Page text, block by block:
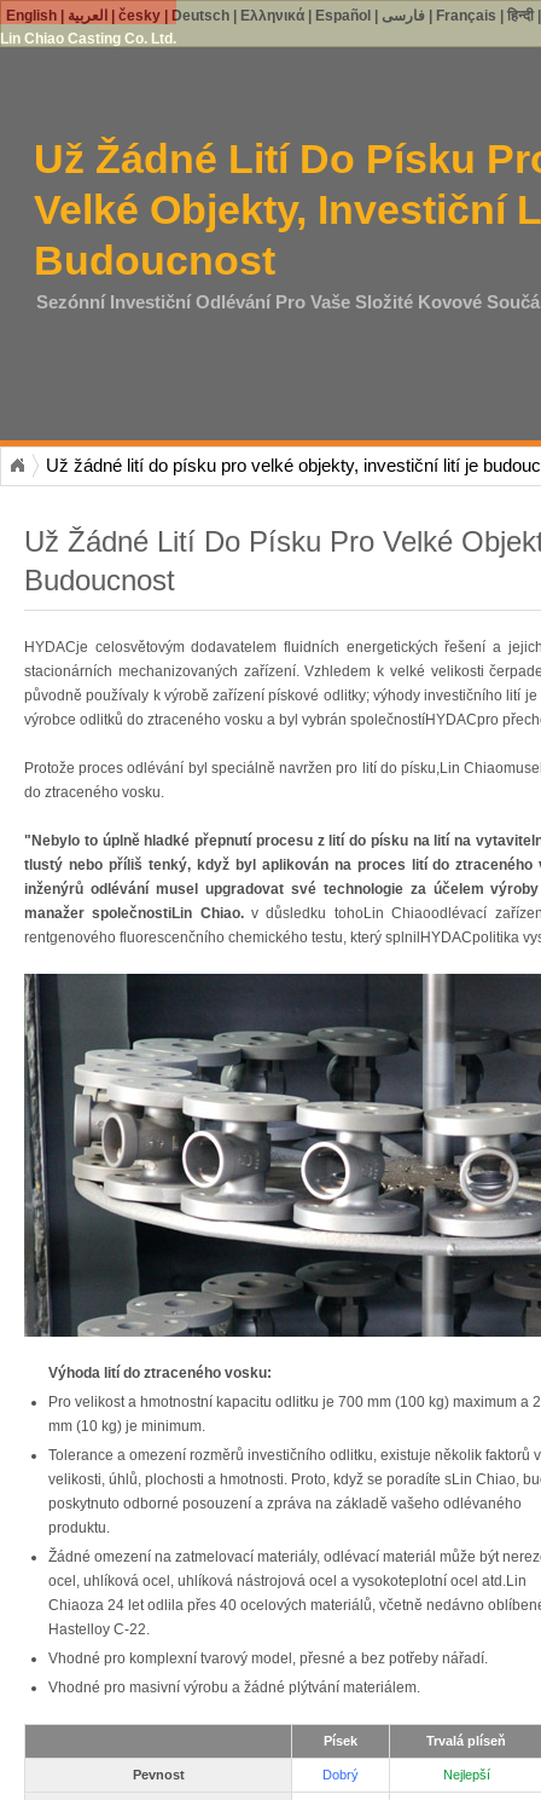
Lin Chiao Casting Co. Ltd.
Už Žádné Lití Do Písku
Velké Objekty, Investiční
Budoucnost
Sezónní Investiční Odlévání Pro Vaše Složité Kovové
Už žádné lití do písku pro velké objekty, investiční lití je
Už Žádné Lití Do Písku Pro Velké
Budoucnost
HYDACje celosvětovým dodavatelem fluidních energetických řešení a
stacionárních mechanizovaných zařízení. Vzhledem k velké velikosti
původně používaly k výrobě zařízení pískové odlitky; výhody investičního lití
výrobce odlitků do ztraceného vosku a byl vybrán společnostíHYDACpro
Protože proces odlévání byl speciálně navržen pro lití do písku,Lin
do ztraceného vosku.
"Nebylo to úplně hladké přepnutí procesu z lití do písku na lití na
tlustý nebo příliš tenký, když byl aplikován na proces lití do
inženýrů odlévání musel upgradovat své technologie za účelem
manažer společnostiLin Chiao.v důsledku tohoLin Chiaoodlévací
rentgenového fluorescenčního chemického testu, který splnilHYDACpolitika
Výhoda lití do ztraceného vosku:
Pro velikost a hmotnostní kapacitu odlitku je 700 mm (100 kg) maximum a
mm (10 kg) je minimum.
Tolerance a omezení rozměrů investičního odlitku, existuje několik faktorů
velikosti, úhlů, plochosti a hmotnosti. Proto, když se poradíte sLin Chiao,
poskytnuto odborné posouzení a zpráva na základě vašeho odlévaného
produktu.
Žádné omezení na zatmelovací materiály, odlévací materiál může být
ocel, uhlíková ocel, uhlíková nástrojová ocel a vysokoteplotní ocel atd.Lin
Chiaoza 24 let odlila přes 40 ocelových materiálů, včetně nedávno
Hastelloy C-22.
Vhodné pro komplexní tvarový model, přesné a bez potřeby nářadí.
Vhodné pro masivní výrobu a žádné plýtvání materiálem.
Písek Trvalá plíseň
Pevnost Dobrý Nejlepší
English| العربية česky| Deutsch| Ελληνικά| Español فارسی| Français हिन्दी